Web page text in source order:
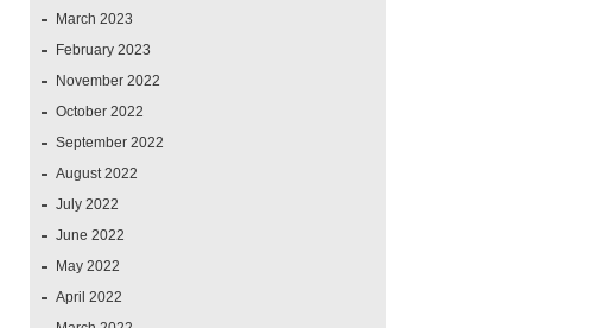
March 2023
February 2023
November 2022
October 2022
September 2022
August 2022
July 2022
June 2022
May 2022
April 2022